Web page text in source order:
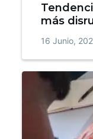
más
16 Junio,